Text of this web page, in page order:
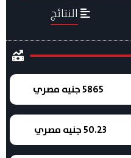
النتائج
5865 جنيه مصري
50.23 جنيه مصري